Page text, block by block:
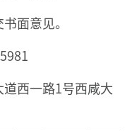
面意见。
西一路1号西咸大